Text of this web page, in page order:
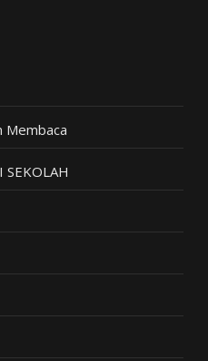
Membaca
SEKOLAH